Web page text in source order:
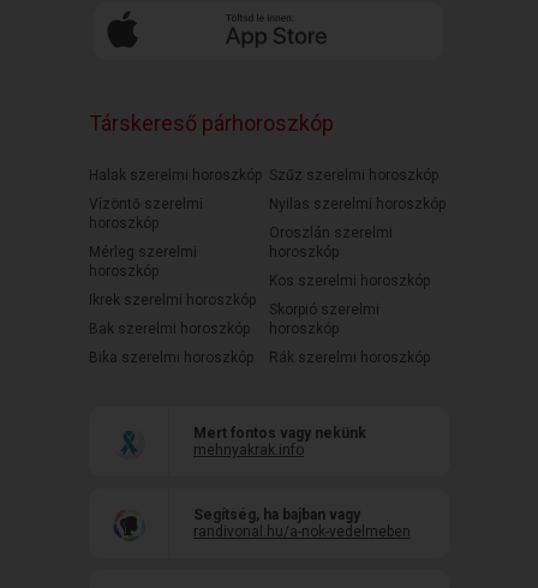
Társkereső párhoroszkóp
Halak szerelmi horoszkóp
Vízöntő szerelmi
horoszkóp
Mérleg szerelmi
horoszkóp
Ikrek szerelmi horoszkóp
Bak szerelmi horoszkóp
Bika szerelmi horoszkóp
Szűz szerelmi horoszkóp
Nyilas szerelmi horoszkóp
Oroszlán szerelmi
horoszkóp
Kos szerelmi horoszkóp
Skorpió szerelmi
horoszkóp
Rák szerelmi horoszkóp
Mert fontos vagy nekünk
mehnyakrak.info
Segítség, ha bajban vagy
randivonal.hu/a-nok-vedelmeben